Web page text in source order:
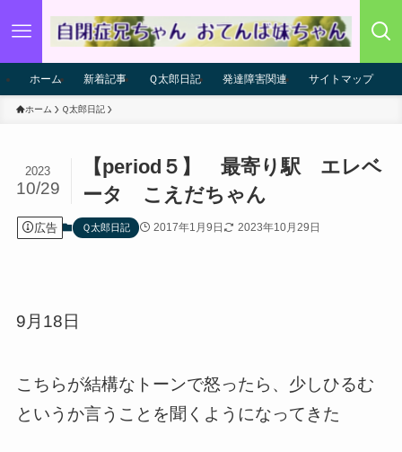
ホーム 新着記事 Ｑ太郎日記 発達障害関連 サイトマップ
ホーム Ｑ太郎日記
【period５】 最寄り駅 エレベ
ータ こえだちゃん
2023
10/29
広告 Ｑ太郎日記 2017年1月9日 2023年10月29日
9月18日
こちらが結構なトーンで怒ったら、少しひるむ
というか言うことを聞くようになってきた